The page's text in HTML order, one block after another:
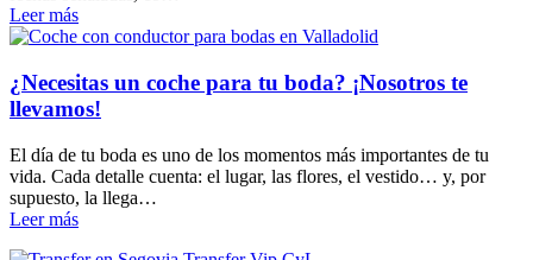
Leer más
¿Necesitas un coche para tu boda? ¡Nosotros te
llevamos!
El día de tu boda es uno de los momentos más importantes de tu
vida. Cada detalle cuenta: el lugar, las flores, el vestido… y, por
supuesto, la llega…
Leer más